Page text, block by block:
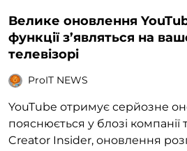
Велике оновлення
функції з’являться на
телевізорі
ProIT NEWS
YouTube отримує серйозне
пояснюється у блозі компанії
Creator Insider, оновлення